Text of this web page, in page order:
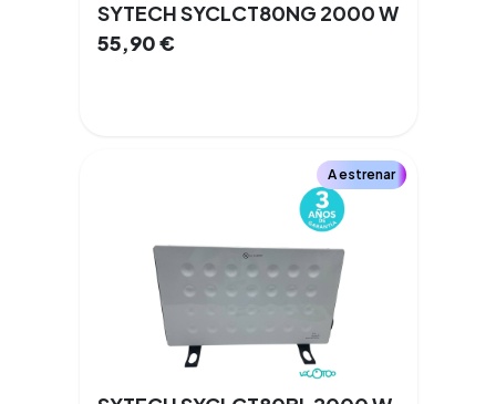
SYTECH SYCLCT80NG 2000 W
55,90€
A estrenar